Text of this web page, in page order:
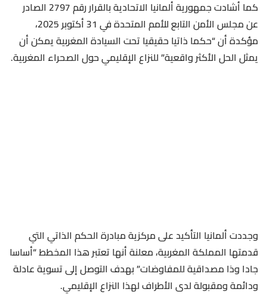
كما أشادت جمهورية ألمانيا الاتحادية بالقرار رقم 2797 الصادر
عن مجلس الأمن التابع للأمم المتحدة في 31 أكتوبر 2025،
مؤكدة أن “حكما ذاتيا حقيقيا تحت السيادة المغربية يمكن أن
يمثل الحل الأكثر واقعية” للنزاع الإقليمي حول الصحراء المغربية.
وجددت ألمانيا التأكيد على مركزية مبادرة الحكم الذاتي التي
قدمتها المملكة المغربية، معلنة أنها تعتبر هذا المخطط “أساسا
جادا وذا مصداقية للمفاوضات” بهدف التوصل إلى تسوية عادلة
ودائمة ومقبولة لدى الأطراف لهذا النزاع الإقليمي.